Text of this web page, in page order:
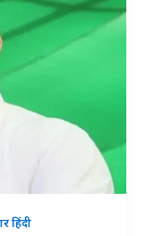
हिंदी